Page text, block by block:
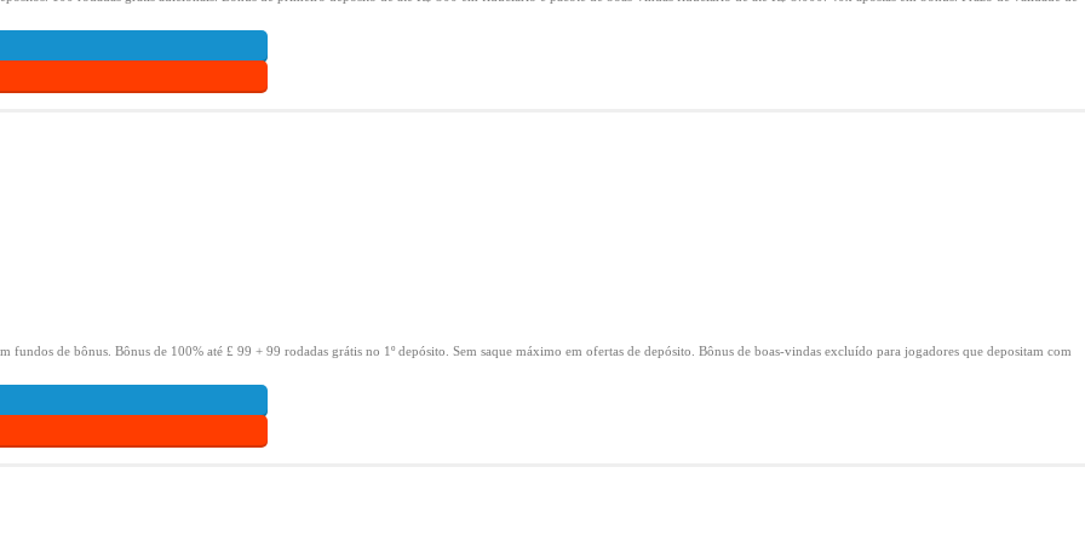
fundos de bônus. Bônus de 100% até £ 99 + 99 rodadas grátis no 1º depósito. Sem saque máximo em ofertas de depósito. Bônus de boas-vindas excluído para jogadores que depositam com